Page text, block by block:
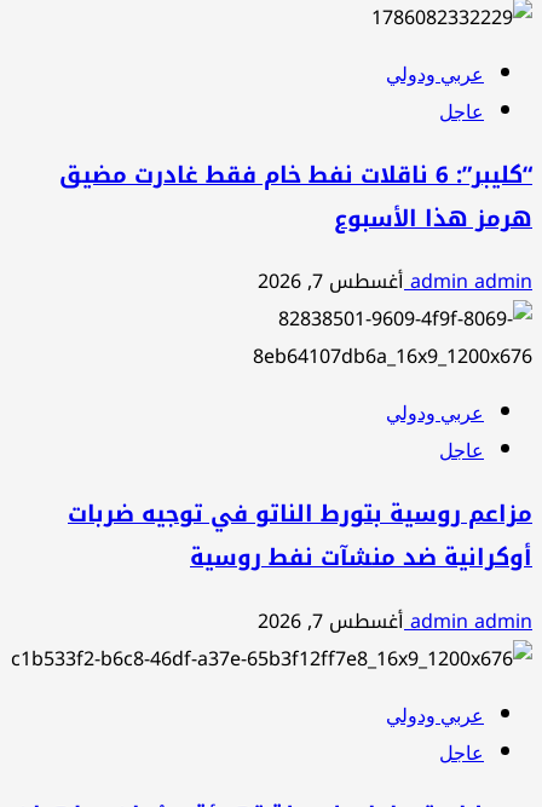
عربي ودولي
عاجل
“كليبر”: 6 ناقلات نفط خام فقط غادرت مضيق
هرمز هذا الأسبوع
admin adminأغسطس 7, 2026
عربي ودولي
عاجل
مزاعم روسية بتورط الناتو في توجيه ضربات
أوكرانية ضد منشآت نفط روسية
admin adminأغسطس 7, 2026
عربي ودولي
عاجل